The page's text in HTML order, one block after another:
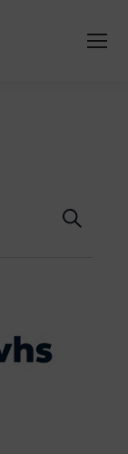
Suche